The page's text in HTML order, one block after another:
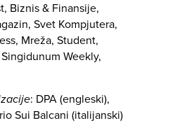
Biznis & Finansije,
Svet Kompjutera,
Mreža, Student,
Weekly,
: DPA (engleski),
Sui Balcani (italijanski)